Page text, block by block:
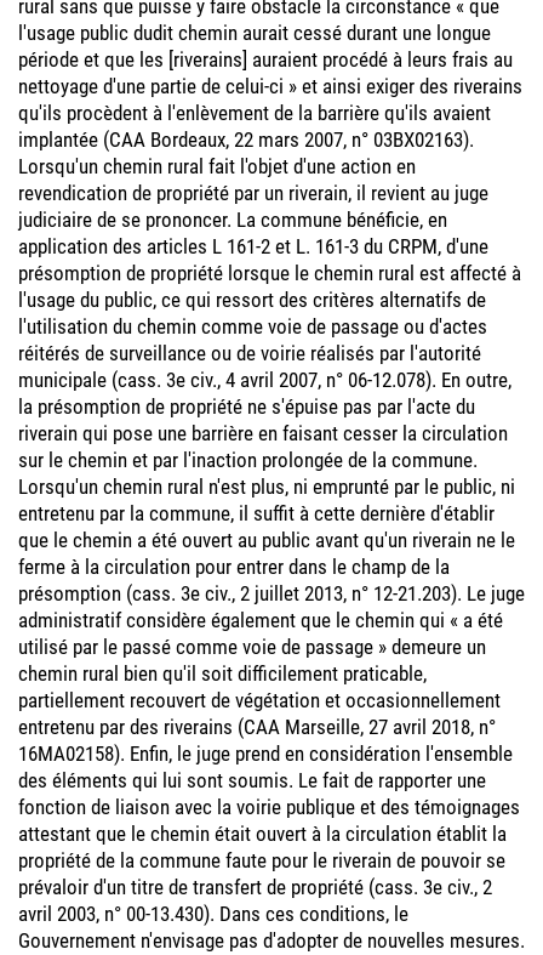
rural sans que puisse y faire obstacle la circonstance « que
l'usage public dudit chemin aurait cessé durant une longue
période et que les [riverains] auraient procédé à leurs frais au
nettoyage d'une partie de celui-ci » et ainsi exiger des riverains
qu'ils procèdent à l'enlèvement de la barrière qu'ils avaient
implantée (CAA Bordeaux, 22 mars 2007, n° 03BX02163).
Lorsqu'un chemin rural fait l'objet d'une action en
revendication de propriété par un riverain, il revient au juge
judiciaire de se prononcer. La commune bénéficie, en
application des articles L 161-2 et L. 161-3 du CRPM, d'une
présomption de propriété lorsque le chemin rural est affecté à
l'usage du public, ce qui ressort des critères alternatifs de
l'utilisation du chemin comme voie de passage ou d'actes
réitérés de surveillance ou de voirie réalisés par l'autorité
municipale (cass. 3e civ., 4 avril 2007, n° 06-12.078). En outre,
la présomption de propriété ne s'épuise pas par l'acte du
riverain qui pose une barrière en faisant cesser la circulation
sur le chemin et par l'inaction prolongée de la commune.
Lorsqu'un chemin rural n'est plus, ni emprunté par le public, ni
entretenu par la commune, il suffit à cette dernière d'établir
que le chemin a été ouvert au public avant qu'un riverain ne le
ferme à la circulation pour entrer dans le champ de la
présomption (cass. 3e civ., 2 juillet 2013, n° 12-21.203). Le juge
administratif considère également que le chemin qui « a été
utilisé par le passé comme voie de passage » demeure un
chemin rural bien qu'il soit difficilement praticable,
partiellement recouvert de végétation et occasionnellement
entretenu par des riverains (CAA Marseille, 27 avril 2018, n°
16MA02158). Enfin, le juge prend en considération l'ensemble
des éléments qui lui sont soumis. Le fait de rapporter une
fonction de liaison avec la voirie publique et des témoignages
attestant que le chemin était ouvert à la circulation établit la
propriété de la commune faute pour le riverain de pouvoir se
prévaloir d'un titre de transfert de propriété (cass. 3e civ., 2
avril 2003, n° 00-13.430). Dans ces conditions, le
Gouvernement n'envisage pas d'adopter de nouvelles mesures.